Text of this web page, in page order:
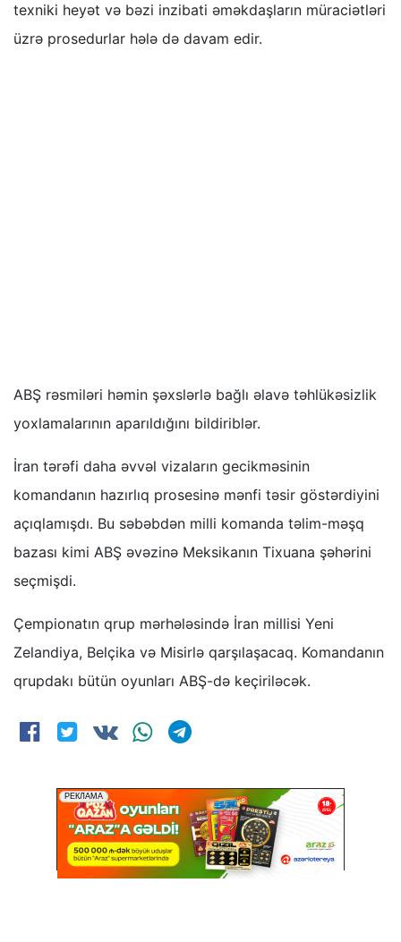
texniki heyət və bəzi inzibati əməkdaşların müraciətləri
üzrə prosedurlar hələ də davam edir.
ABŞ rəsmiləri həmin şəxslərlə bağlı əlavə təhlükəsizlik
yoxlamalarının aparıldığını bildiriblər.
İran tərəfi daha əvvəl vizaların gecikməsinin
komandanın hazırlıq prosesinə mənfi təsir göstərdiyini
açıqlamışdı. Bu səbəbdən milli komanda təlim-məşq
bazası kimi ABŞ əvəzinə Meksikanın Tixuana şəhərini
seçmişdi.
Çempionatın qrup mərhələsində İran millisi Yeni
Zelandiya, Belçika və Misirlə qarşılaşacaq. Komandanın
qrupdakı bütün oyunları ABŞ-də keçiriləcək.